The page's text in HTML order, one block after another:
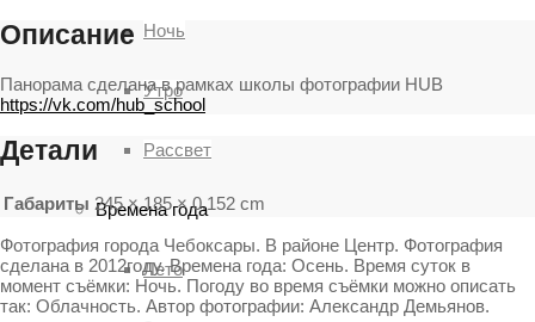
Ночь
Утро
Рассвет
Времена года
Лето
Описание
Панорама сделана в рамках школы фотографии HUB
https://vk.com/hub_school
Детали
Габариты 245 × 185 × 0.152 cm
Фотография города Чебоксары. В районе Центр. Фотография
сделана в 2012году. Времена года: Осень. Время суток в
момент съёмки: Ночь. Погоду во время съёмки можно описать
так: Облачность. Автор фотографии: Александр Демьянов.